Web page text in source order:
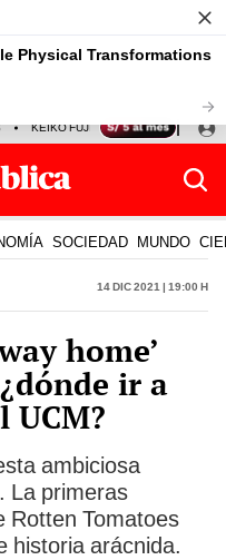
KEIKO FUJIMORI LA BELLA
SOCIEDAD MUNDO
14 Dic 2021 | 19:00 h
home’
ir a
UCM?
ambiciosa
La primeras
Rotten Tomatoes
historia arácnida.